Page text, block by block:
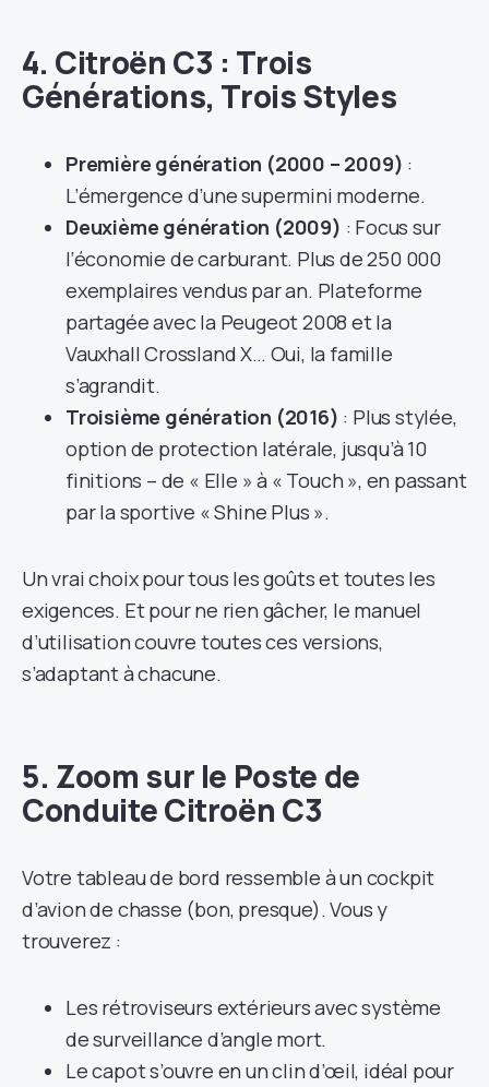
4. Citroën C3 : Trois
Générations, Trois Styles
Première génération (2000 – 2009) :
L’émergence d’une supermini moderne.
Deuxième génération (2009) : Focus sur
l’économie de carburant. Plus de 250 000
exemplaires vendus par an. Plateforme
partagée avec la Peugeot 2008 et la
Vauxhall Crossland X… Oui, la famille
s’agrandit.
Troisième génération (2016) : Plus stylée,
option de protection latérale, jusqu’à 10
finitions – de « Elle » à « Touch », en passant
par la sportive « Shine Plus ».
Un vrai choix pour tous les goûts et toutes les
exigences. Et pour ne rien gâcher, le manuel
d’utilisation couvre toutes ces versions,
s’adaptant à chacune.
5. Zoom sur le Poste de
Conduite Citroën C3
Votre tableau de bord ressemble à un cockpit
d’avion de chasse (bon, presque). Vous y
trouverez :
Les rétroviseurs extérieurs avec système
de surveillance d’angle mort.
Le capot s’ouvre en un clin d’œil, idéal pour